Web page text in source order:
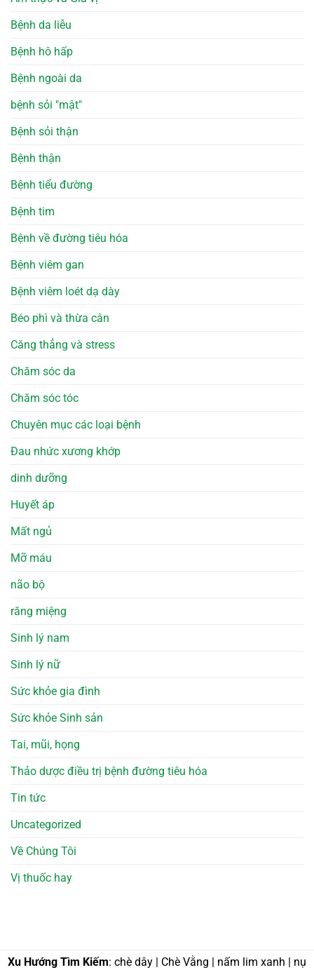
Bệnh da liễu
Bệnh hô hấp
Bệnh ngoài da
bệnh sỏi "mật"
Bệnh sỏi thận
Bệnh thận
Bệnh tiểu đường
Bệnh tim
Bệnh về đường tiêu hóa
Bệnh viêm gan
Bệnh viêm loét dạ dày
Béo phì và thừa cân
Căng thẳng và stress
Chăm sóc da
Chăm sóc tóc
Chuyên mục các loại bệnh
Đau nhức xương khớp
dinh dưỡng
Huyết áp
Mất ngủ
Mỡ máu
não bộ
răng miệng
Sinh lý nam
Sinh lý nữ
Sức khỏe gia đình
Sức khỏe Sinh sản
Tai, mũi, họng
Thảo dược điều trị bệnh đường tiêu hóa
Tin tức
Uncategorized
Về Chúng Tôi
Vị thuốc hay
Xu Hướng Tìm Kiếm: chè dây | Chè Vằng | nấm lim xanh | nụ